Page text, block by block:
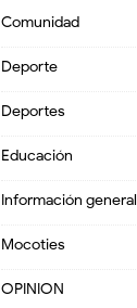
Comunidad
Deporte
Deportes
Educación
Información general
Mocoties
OPINION